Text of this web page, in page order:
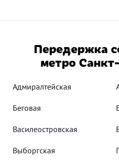
Передержка
метро
Адмиралтейская
Беговая
Василеостровская
Выборгская